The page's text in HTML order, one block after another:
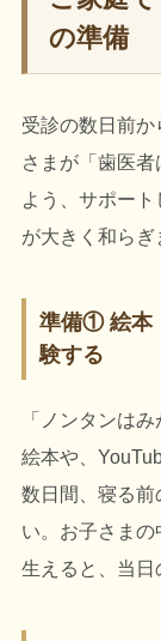
の準備
受診の数日前
さまが「歯医
よう、サポー
が大きく和らぎ
準備① 絵本
験する
「ノンタンは
絵本や、
数日間、寝る前
い。お子さま
生えると、当日